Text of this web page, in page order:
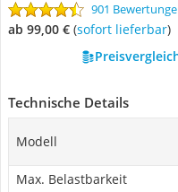
901
ab 99,00 € ( Sofort lieferbar)
Technische Details
Modell
Max. Belastbarkeit